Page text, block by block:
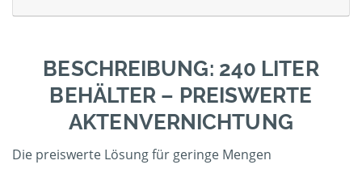
BESCHREIBUNG: 240 LITER
BEHÄLTER – PREISWERTE
AKTENVERNICHTUNG
Die preiswerte Lösung für geringe Mengen